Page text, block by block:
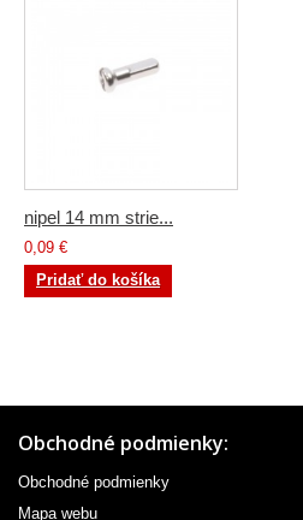
nipel 14 mm strie...
0,09 €
Pridať do košíka
Obchodné podmienky:
Obchodné podmienky
Mapa webu